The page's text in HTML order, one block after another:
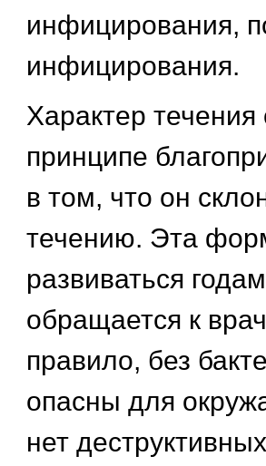
инфицирования,
инфицирования.
Характер течения
принципе
в том, что он
течению. Эта
развиваться
обращается к
правило, без
опасны для
нет